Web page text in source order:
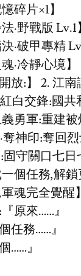
碎片×1】
·野戰版 Lv.1】
·破甲專精
·冷靜心境】
放:】 2. 江
白交鋒:國
勇軍:重建
奪神印:奪回
固守關口七
個任務,解鎖
魂完全覺醒】
原來……』
任務……』
……』